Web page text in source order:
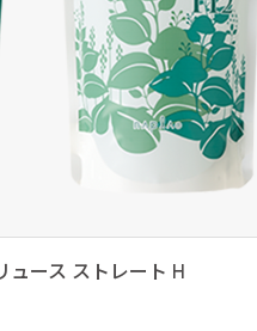
ュース ストレート H